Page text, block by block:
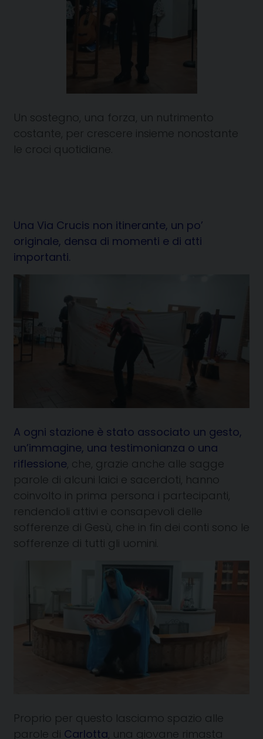
Un sostegno, una forza, un nutrimento
costante, per crescere insieme nonostante
le croci quotidiane.
Una Via Crucis non itinerante, un po’
originale, densa di momenti e di atti
importanti.
A ogni stazione è stato associato un gesto,
un’immagine, una testimonianza o una
riflessione, che, grazie anche alle sagge
parole di alcuni laici e sacerdoti, hanno
coinvolto in prima persona i partecipanti,
rendendoli attivi e consapevoli delle
sofferenze di Gesù, che in fin dei conti sono le
sofferenze di tutti gli uomini.
Proprio per questo lasciamo spazio alle
parole di Carlotta, una giovane rimasta